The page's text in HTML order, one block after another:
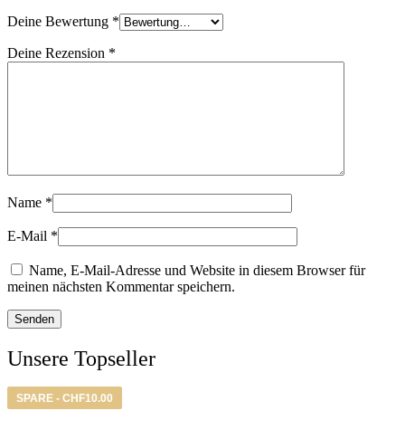
Deine Bewertung *
Deine Rezension *
Name *
E-Mail *
Name, E-Mail-Adresse und Website in diesem Browser für
meinen nächsten Kommentar speichern.
Unsere Topseller
SPARE - CHF10.00